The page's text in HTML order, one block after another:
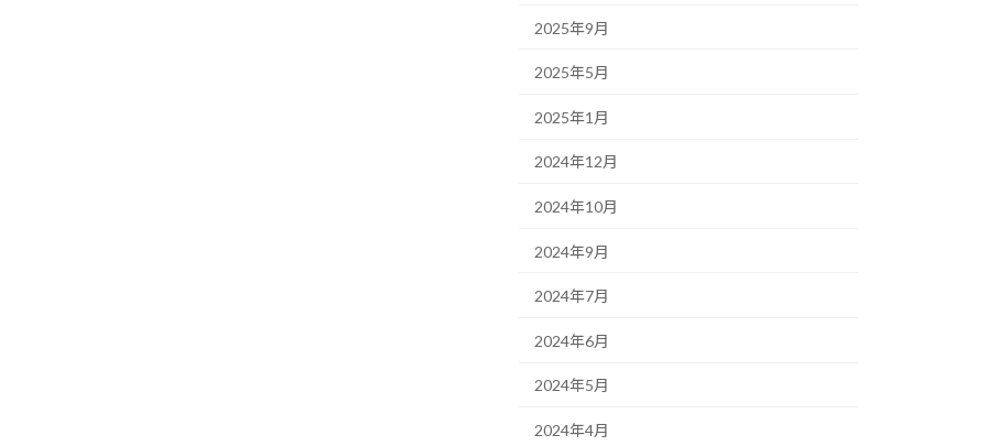
2025年9月
2025年5月
2025年1月
2024年12月
2024年10月
2024年9月
2024年7月
2024年6月
2024年5月
2024年4月